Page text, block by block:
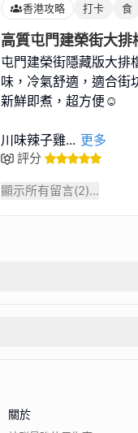
香港攻略 打卡 食
高質屯門建榮街大排
屯門建榮街隱藏版大排
味，冷氣舒適，適合街
新鮮即煮，超方便☺️
川味辣子雞... 更多
評分
顯示所有留言(2)...
關於